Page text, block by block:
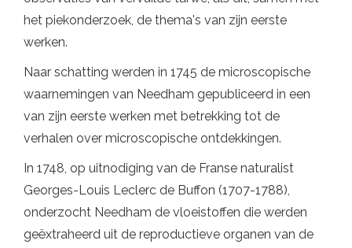
het piekonderzoek, de thema's van zijn eerste
werken.
Naar schatting werden in 1745 de microscopische
waarnemingen van Needham gepubliceerd in een
van zijn eerste werken met betrekking tot de
verhalen over microscopische ontdekkingen.
In 1748, op uitnodiging van de Franse naturalist
Georges-Louis Leclerc de Buffon (1707-1788),
onderzocht Needham de vloeistoffen die werden
geëxtraheerd uit de reproductieve organen van de